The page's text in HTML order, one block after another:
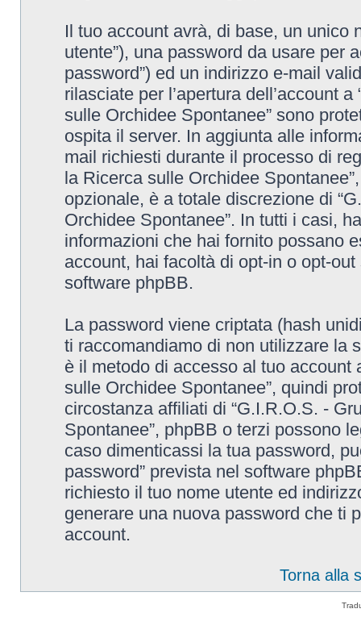
Il tuo account avrà, di base, un unico
utente”), una password da usare per
password”) ed un indirizzo e-mail
rilasciate per l’apertura dell’account
sulle Orchidee Spontanee” sono
ospita il server. In aggiunta alle
mail richiesti durante il processo di
la Ricerca sulle Orchidee
opzionale, è a totale discrezione di
Orchidee Spontanee”. In tutti i casi,
informazioni che hai fornito possano
account, hai facoltà di opt-in o opt-
software phpBB.
La password viene criptata (hash
ti raccomandiamo di non utilizzare la
è il metodo di accesso al tuo account
sulle Orchidee Spontanee”, quindi
circostanza affiliati di “G.I.R.O.S. -
Spontanee”, phpBB o terzi possono
caso dimenticassi la tua password,
password” prevista nel software
richiesto il tuo nome utente ed
generare una nuova password che ti
account.
Torna alla